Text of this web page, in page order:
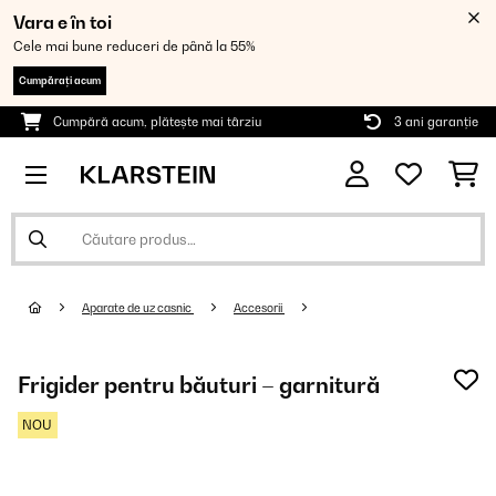
Vara e în toi
Cele mai bune reduceri de până la 55%
Cumpărați acum
Cumpără acum, plătește mai târziu 3 ani garanție
Aparate de uz casnic Accesorii
Frigider pentru băuturi – garnitură
NOU